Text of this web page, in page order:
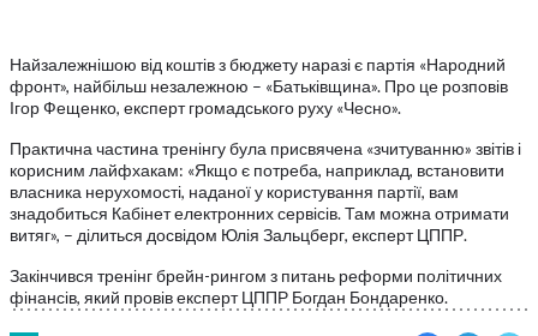
Найзалежнішою від коштів з бюджету наразі є партія «Народний
фронт», найбільш незалежною – «Батьківщина». Про це розповів
Ігор Фещенко, експерт громадського руху «Чесно».
Практична частина тренінгу була присвячена «зчитуванню» звітів і
корисним лайфхакам: «Якщо є потреба, наприклад, встановити
власника нерухомості, наданої у користування партії, вам
знадобиться Кабінет електронних сервісів. Там можна отримати
витяг», – ділиться досвідом Юлія Зальцберг, експерт ЦППР.
Закінчився тренінг брейн-рингом з питань реформи політичних
фінансів, який провів експерт ЦППР Богдан Бондаренко.